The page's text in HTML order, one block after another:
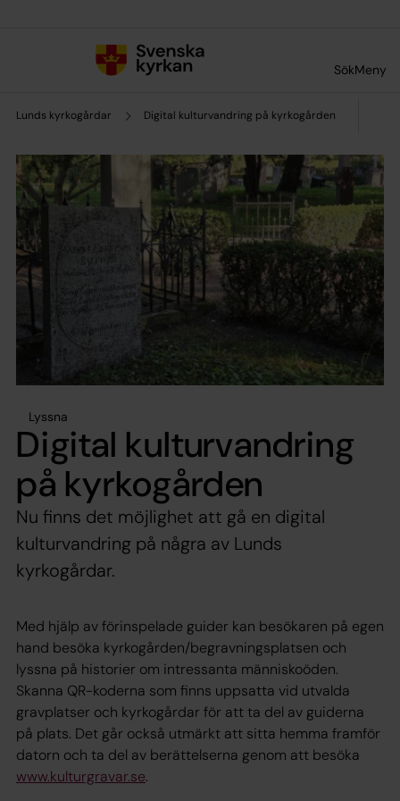
SökMeny
Lunds kyrkogårdar Digital kulturvandring på kyrkogården
Lyssna
Digital kulturvandring
på kyrkogården
Nu finns det möjlighet att gå en digital
kulturvandring på några av Lunds
kyrkogårdar.
Med hjälp av förinspelade guider kan besökaren på egen
hand besöka kyrkogården/begravningsplatsen och
lyssna på historier om intressanta människoöden.
Skanna QR-koderna som finns uppsatta vid utvalda
gravplatser och kyrkogårdar för att ta del av guiderna
på plats. Det går också utmärkt att sitta hemma framför
datorn och ta del av berättelserna genom att besöka
www.kulturgravar.se.